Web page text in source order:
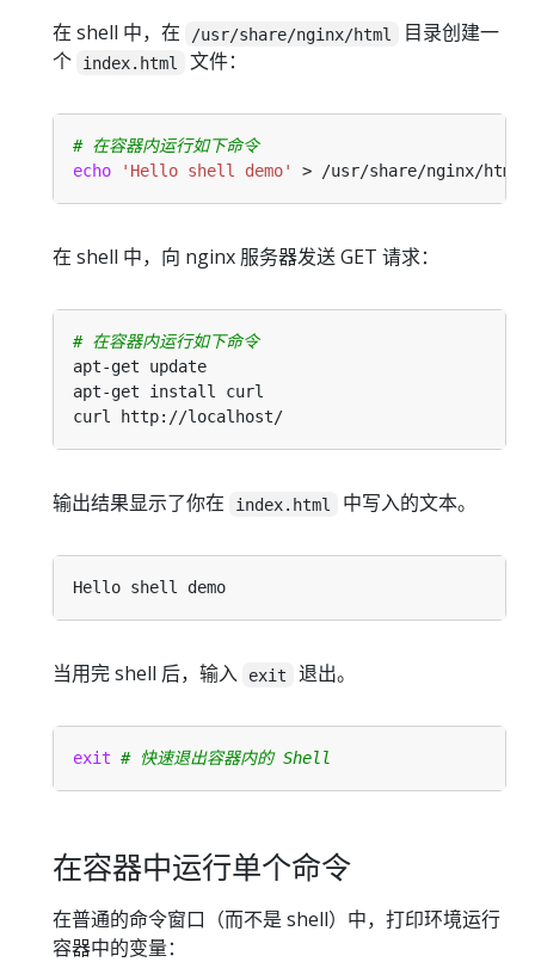
在 shell 中，在
/usr/share/nginx/html
目录创建一
个
index.html 文件：
# 在容器内运行如下命令
echo
'Hello shell demo'
在 shell 中，向 nginx 服务器发送 GET 请求：
# 在容器内运行如下命令
输出结果显示了你在 index.html 中写入的文本。
当用完 shell 后，输入 exit 退出。
exit # 快速退出容器内的 Shell
在容器中运行单个命令
在普通的命令窗口（而不是 shell）中，打印环境运行
容器中的变量：